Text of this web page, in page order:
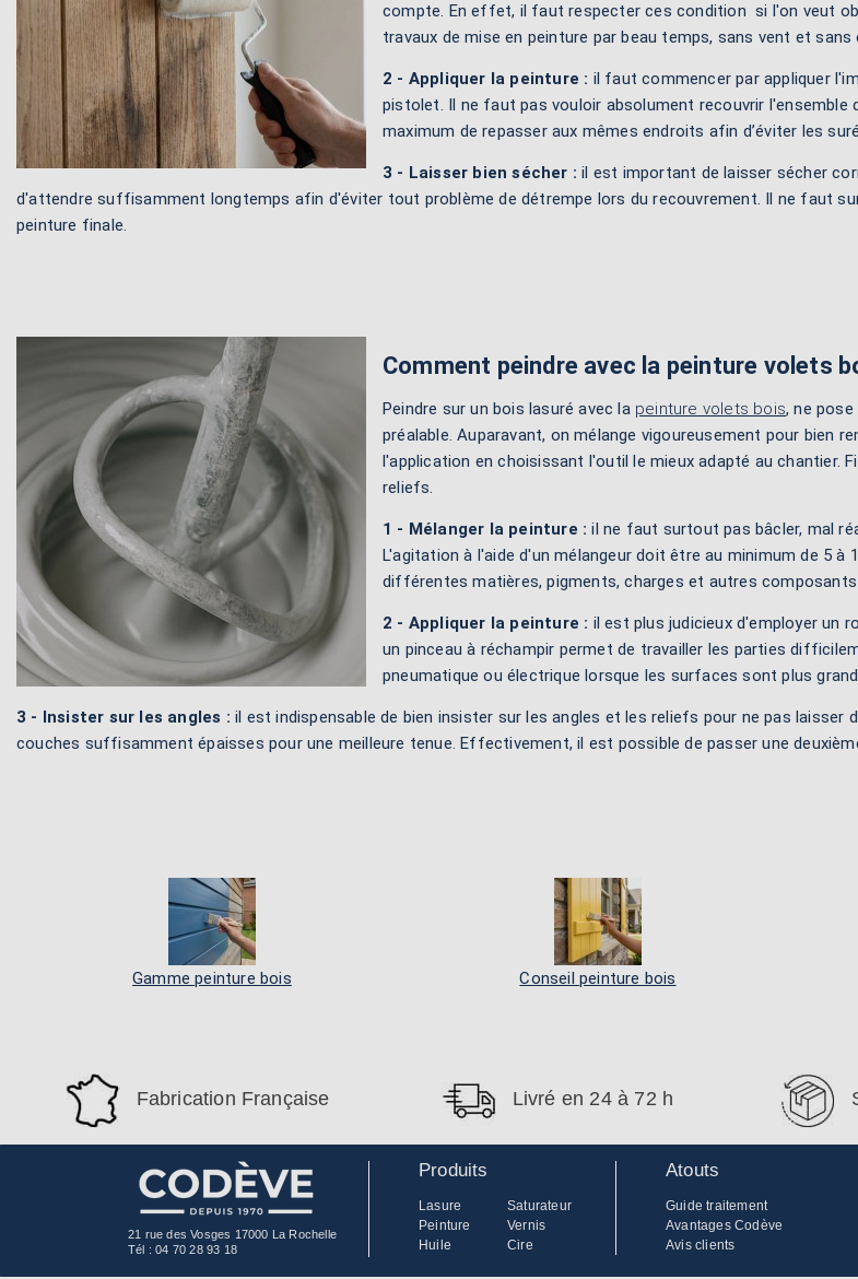
compte. En effet, il faut respecter ces condition si l'on veut
travaux de mise en peinture par beau temps, sans vent et
2 - Appliquer la peinture : il faut commencer par appliquer
pistolet. Il ne faut pas vouloir absolument recouvrir l'ensemble
maximum de repasser aux mêmes endroits afin d’éviter les
3 - Laisser bien sécher : il est important de laisser sécher
d'attendre suffisamment longtemps afin d'éviter tout problème de détrempe lors du recouvrement. Il ne faut
peinture finale.
Comment peindre avec la peinture volets
Peindre sur un bois lasuré avec la peinture volets bois, ne
préalable. Auparavant, on mélange vigoureusement pour bien
l'application en choisissant l'outil le mieux adapté au chantier.
reliefs.
1 - Mélanger la peinture : il ne faut surtout pas bâcler, mal
L'agitation à l'aide d'un mélangeur doit être au minimum de 5
différentes matières, pigments, charges et autres
2 - Appliquer la peinture : il est plus judicieux d'employer un
un pinceau à réchampir permet de travailler les parties
pneumatique ou électrique lorsque les surfaces sont plus
3 - Insister sur les angles : il est indispensable de bien insister sur les angles et les reliefs pour ne pas
couches suffisamment épaisses pour une meilleure tenue. Effectivement, il est possible de passer une
Gamme peinture bois Conseil peinture bois
Fabrication Française Livré en 24 à 72 h
21 rue des Vosges 17000 La Rochelle
Tél :04 70 28 93 18
Produits
Lasure
Saturateur
Peinture
Vernis
Huile
Cire
Atouts
Guide traitement
Avantages Codève
Avis clients